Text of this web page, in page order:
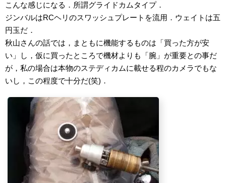
こんな感じになる．所謂グライドカムタイプ．
ジンバルはRCヘリのスワッシュプレートを流用．ウェイトは五
円玉だ．
秋山さんの話では，まともに機能するものは「買った方が安
い」し，仮に買ったところで機材よりも「腕」が重要との事だ
が，私の場合は本物のステディカムに載せる程のカメラでもな
いし，この程度で十分だ(笑)．